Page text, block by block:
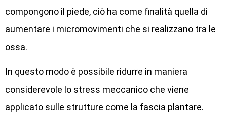
compongono il piede, ciò ha come finalità quella di
aumentare i micromovimenti che si realizzano tra le
ossa.
In questo modo è possibile ridurre in maniera
considerevole lo stress meccanico che viene
applicato sulle strutture come la fascia plantare.